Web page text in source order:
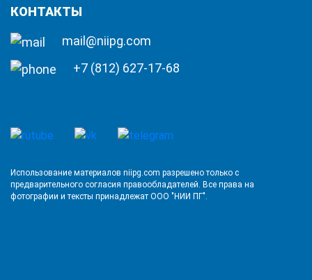
КОНТАКТЫ
mail@niipg.com
+7 (812) 627-17-68
Использование материалов niipg.com разрешено только с
предварительного согласия правообладателей. Все права на
фотографии и тексты принадлежат ООО "НИИ ПГ".